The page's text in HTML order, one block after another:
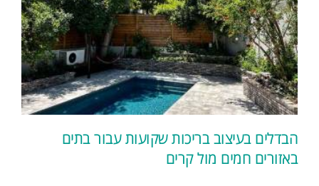
הבדלים בעיצוב בריכות שקועות עבור בתים
באזורים חמים מול קרים